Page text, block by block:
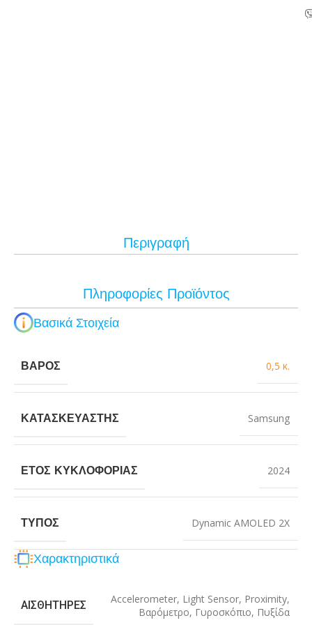
Περιγραφή
Πληροφορίες Προϊόντος
Βασικά Στοιχεία
ΒΆΡΟΣ 0,5 κ.
ΚΑΤΑΣΚΕΥΑΣΤΉΣ Samsung
ΈΤΟΣ ΚΥΚΛΟΦΟΡΊΑΣ 2024
ΤΎΠΟΣ Dynamic AMOLED 2X
Χαρακτηριστικά
ΑΙΣΘΗΤΉΡΕΣ Accelerometer, Light Sensor, Proximity,
Βαρόμετρο, Γυροσκόπιο, Πυξίδα